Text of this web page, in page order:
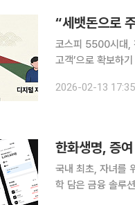
“세뱃돈으로
코스피 5500시대,
고객’으로 확보하기 위한 경쟁에 나서고
아이 생애 첫 계좌
2026-02-13 17:35
한화생명, 증
국내 최초, 자녀를
학 담은 금융 솔루션 서비스 한화생명이 자녀와 부모를 위한 증여∙투